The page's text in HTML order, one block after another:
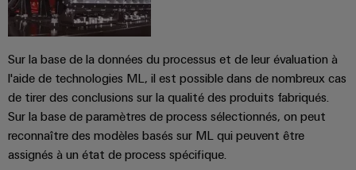
pour
les
différents
de
la
machine
et
de
l'automatisation
d'usines
électrique
Fabricant
d'équipements
Blocs
de
et
la
surtension
Boîtiers
de
raccordement
du
eShop
OCI
INTERFACE
EDI
Sur la base de la données du processus et de leur évaluation à
l'aide de technologies ML, il est possible dans de nombreux cas
de tirer des conclusions sur la qualité des produits fabriqués.
Sur la base de paramètres de process sélectionnés, on peut
reconnaître des modèles basés sur ML qui peuvent être
assignés à un état de process spécifique.